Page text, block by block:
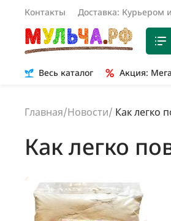
Контакты Доставка: Курьером
Весь каталог Акция:
Главная/Новости/ Как легко
Как легко